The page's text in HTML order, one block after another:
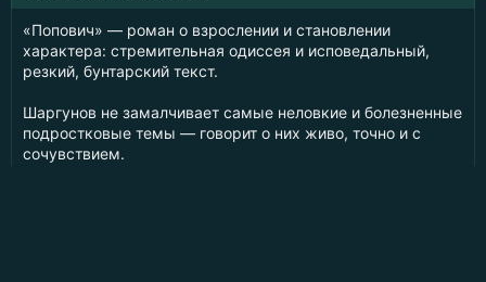
«Попович» — роман о взрослении и становлении
характера: стремительная одиссея и исповедальный,
резкий, бунтарский текст.
Шаргунов не замалчивает самые неловкие и болезненные
подростковые темы — говорит о них живо, точно и с
сочувствием.